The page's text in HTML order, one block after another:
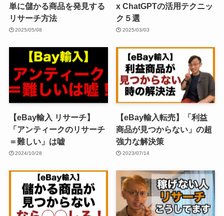
単に儲かる商品を発見する
リサーチ方法
2025/05/08
x ChatGPTの活用テクニッ
ク５選
2025/03/03
【eBay輸入 リサーチ】
「アンティークのリサーチ
＝難しい」は嘘
2024/10/28
【eBay輸入転売】「利益
商品が見つからない」の超
強力な解決策
2023/07/14